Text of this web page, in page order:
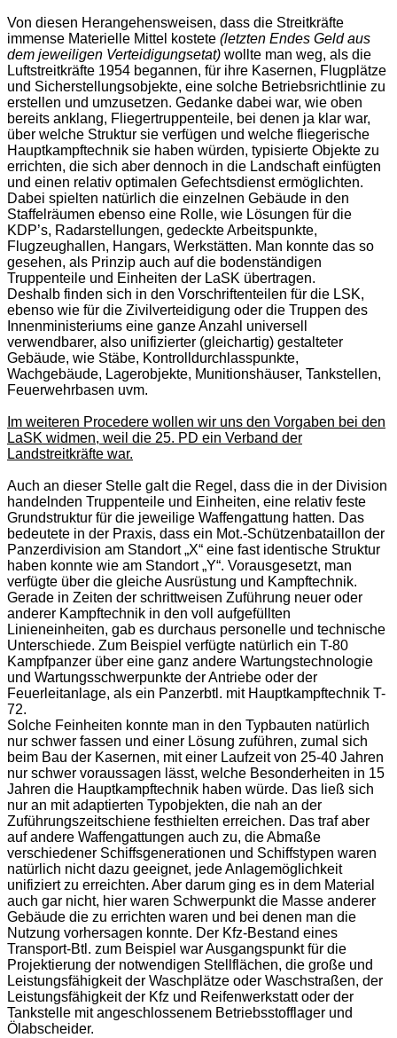
Von diesen Herangehensweisen, dass die Streitkräfte
immense Materielle Mittel kostete (letzten Endes Geld aus
dem jeweiligen Verteidigungsetat) wollte man weg, als die
Luftstreitkräfte 1954 begannen, für ihre Kasernen, Flugplätze
und Sicherstellungsobjekte, eine solche Betriebsrichtlinie zu
erstellen und umzusetzen. Gedanke dabei war, wie oben
bereits anklang, Fliegertruppenteile, bei denen ja klar war,
über welche Struktur sie verfügen und welche fliegerische
Hauptkampftechnik sie haben würden, typisierte Objekte zu
errichten, die sich aber dennoch in die Landschaft einfügten
und einen relativ optimalen Gefechtsdienst ermöglichten.
Dabei spielten natürlich die einzelnen Gebäude in den
Staffelräumen ebenso eine Rolle, wie Lösungen für die
KDP’s, Radarstellungen, gedeckte Arbeitspunkte,
Flugzeughallen, Hangars, Werkstätten. Man konnte das so
gesehen, als Prinzip auch auf die bodenständigen
Truppenteile und Einheiten der LaSK übertragen.
Deshalb finden sich in den Vorschriftenteilen für die LSK,
ebenso wie für die Zivilverteidigung oder die Truppen des
Innenministeriums eine ganze Anzahl universell
verwendbarer, also unifizierter (gleichartig) gestalteter
Gebäude, wie Stäbe, Kontrolldurchlasspunkte,
Wachgebäude, Lagerobjekte, Munitionshäuser, Tankstellen,
Feuerwehrbasen uvm.
Im weiteren Procedere wollen wir uns den Vorgaben bei den
LaSK widmen, weil die 25. PD ein Verband der
Landstreitkräfte war.
Auch an dieser Stelle galt die Regel, dass die in der Division
handelnden Truppenteile und Einheiten, eine relativ feste
Grundstruktur für die jeweilige Waffengattung hatten. Das
bedeutete in der Praxis, dass ein Mot.-Schützenbataillon der
Panzerdivision am Standort „X“ eine fast identische Struktur
haben konnte wie am Standort „Y“. Vorausgesetzt, man
verfügte über die gleiche Ausrüstung und Kampftechnik.
Gerade in Zeiten der schrittweisen Zuführung neuer oder
anderer Kampftechnik in den voll aufgefüllten
Linieneinheiten, gab es durchaus personelle und technische
Unterschiede. Zum Beispiel verfügte natürlich ein T-80
Kampfpanzer über eine ganz andere Wartungstechnologie
und Wartungsschwerpunkte der Antriebe oder der
Feuerleitanlage, als ein Panzerbtl. mit Hauptkampftechnik T-
72.
Solche Feinheiten konnte man in den Typbauten natürlich
nur schwer fassen und einer Lösung zuführen, zumal sich
beim Bau der Kasernen, mit einer Laufzeit von 25-40 Jahren
nur schwer voraussagen lässt, welche Besonderheiten in 15
Jahren die Hauptkampftechnik haben würde. Das ließ sich
nur an mit adaptierten Typobjekten, die nah an der
Zuführungszeitschiene festhielten erreichen. Das traf aber
auf andere Waffengattungen auch zu, die Abmaße
verschiedener Schiffsgenerationen und Schiffstypen waren
natürlich nicht dazu geeignet, jede Anlagemöglichkeit
unifiziert zu erreichten. Aber darum ging es in dem Material
auch gar nicht, hier waren Schwerpunkt die Masse anderer
Gebäude die zu errichten waren und bei denen man die
Nutzung vorhersagen konnte. Der Kfz-Bestand eines
Transport-Btl. zum Beispiel war Ausgangspunkt für die
Projektierung der notwendigen Stellflächen, die große und
Leistungsfähigkeit der Waschplätze oder Waschstraßen, der
Leistungsfähigkeit der Kfz und Reifenwerkstatt oder der
Tankstelle mit angeschlossenem Betriebsstofflager und
Ölabscheider.